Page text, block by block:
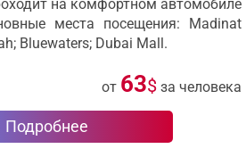
на комфортном автомобиле
места посещения: Madinat
Bluewaters; Dubai Mall.
от 63$ за человека
Подробнее